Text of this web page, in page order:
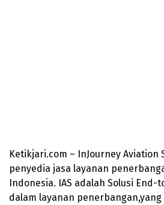
Ketikjari.com – InJourney Aviation
penyedia jasa layanan
Indonesia. IAS adalah Solusi End-
dalam layanan